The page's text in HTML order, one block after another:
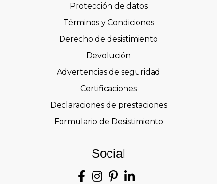
Protección de datos
Términos y Condiciones
Derecho de desistimiento
Devolución
Advertencias de seguridad
Certificaciones
Declaraciones de prestaciones
Formulario de Desistimiento
Social